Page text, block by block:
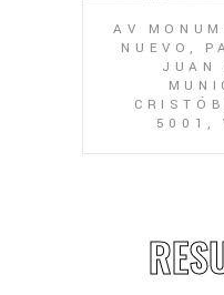
AV
NUEVO,
JUAN
5001,